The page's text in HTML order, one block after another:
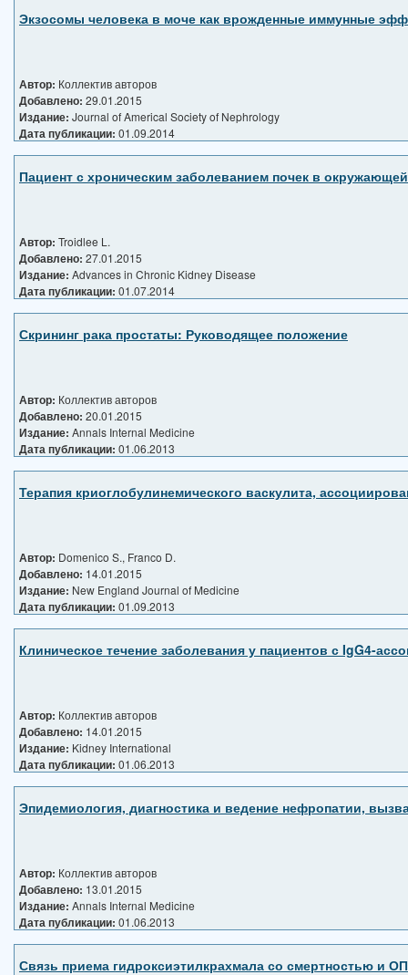
Экзосомы человека в моче как врожденные иммунные
Автор: Коллектив авторов
Добавлено: 29.01.2015
Издание: Journal of Americal Society of Nephrology
Дата публикации: 01.09.2014
Пациент с хроническим заболеванием почек в
Автор: Troidlee L.
Добавлено: 27.01.2015
Издание: Advances in Chronic Kidney Disease
Дата публикации: 01.07.2014
Скрининг рака простаты: Руководящее положение
Автор: Коллектив авторов
Добавлено: 20.01.2015
Издание: Annals Internal Medicine
Дата публикации: 01.06.2013
Терапия криоглобулинемического васкулита,
Автор: Domenico S., Franco D.
Добавлено: 14.01.2015
Издание: New England Journal of Medicine
Дата публикации: 01.09.2013
Клиническое течение заболевания у пациентов с IgG4-
Автор: Коллектив авторов
Добавлено: 14.01.2015
Издание: Kidney International
Дата публикации: 01.06.2013
Эпидемиология, диагностика и ведение нефропатии,
Автор: Коллектив авторов
Добавлено: 13.01.2015
Издание: Annals Internal Medicine
Дата публикации: 01.06.2013
Связь приема гидроксиэтилкрахмала со смертностью и